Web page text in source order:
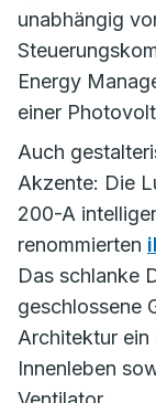
unabhängig
Energy
einer
Auch
Akzente: Die
200-A
renommierten
Das schlanke
geschlossene
Architektur ein
Innenleben